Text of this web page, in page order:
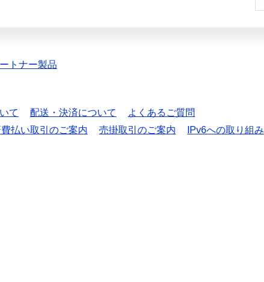
トナー製品
て 配送・決済について
よくあるご質問
払い取引のご案内 売掛取引のご案内
IPv6への取り組み